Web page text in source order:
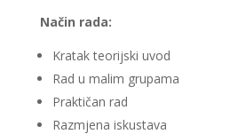
Način rada:
Kratak teorijski uvod
Rad u malim grupama
Praktičan rad
Razmjena iskustava